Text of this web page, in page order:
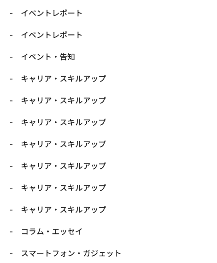
イベントレポート
イベントレポート
イベント・告知
キャリア・スキルアップ
キャリア・スキルアップ
キャリア・スキルアップ
キャリア・スキルアップ
キャリア・スキルアップ
キャリア・スキルアップ
キャリア・スキルアップ
コラム・エッセイ
スマートフォン・ガジェット